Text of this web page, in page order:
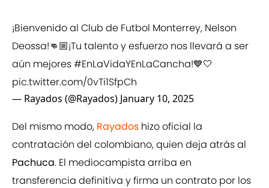
¡Bienvenido al Club de Futbol Monterrey, Nelson
Deossa!👊🏼¡Tu talento y esfuerzo nos llevará a ser
aún mejores#EnLaVidaYEnLaCancha!💙🤍
pic.twitter.com/0vTi1SfpCh
— Rayados (@Rayados) January 10, 2025
Del mismo modo, Rayados hizo oficial la
contratación del colombiano, quien deja atrás al
Pachuca. El mediocampista arriba en
transferencia definitiva y firma un contrato por los